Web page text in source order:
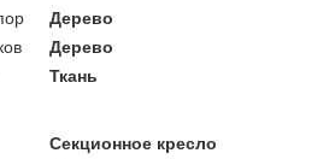
Дерево
Дерево
Ткань
Секционное кресло